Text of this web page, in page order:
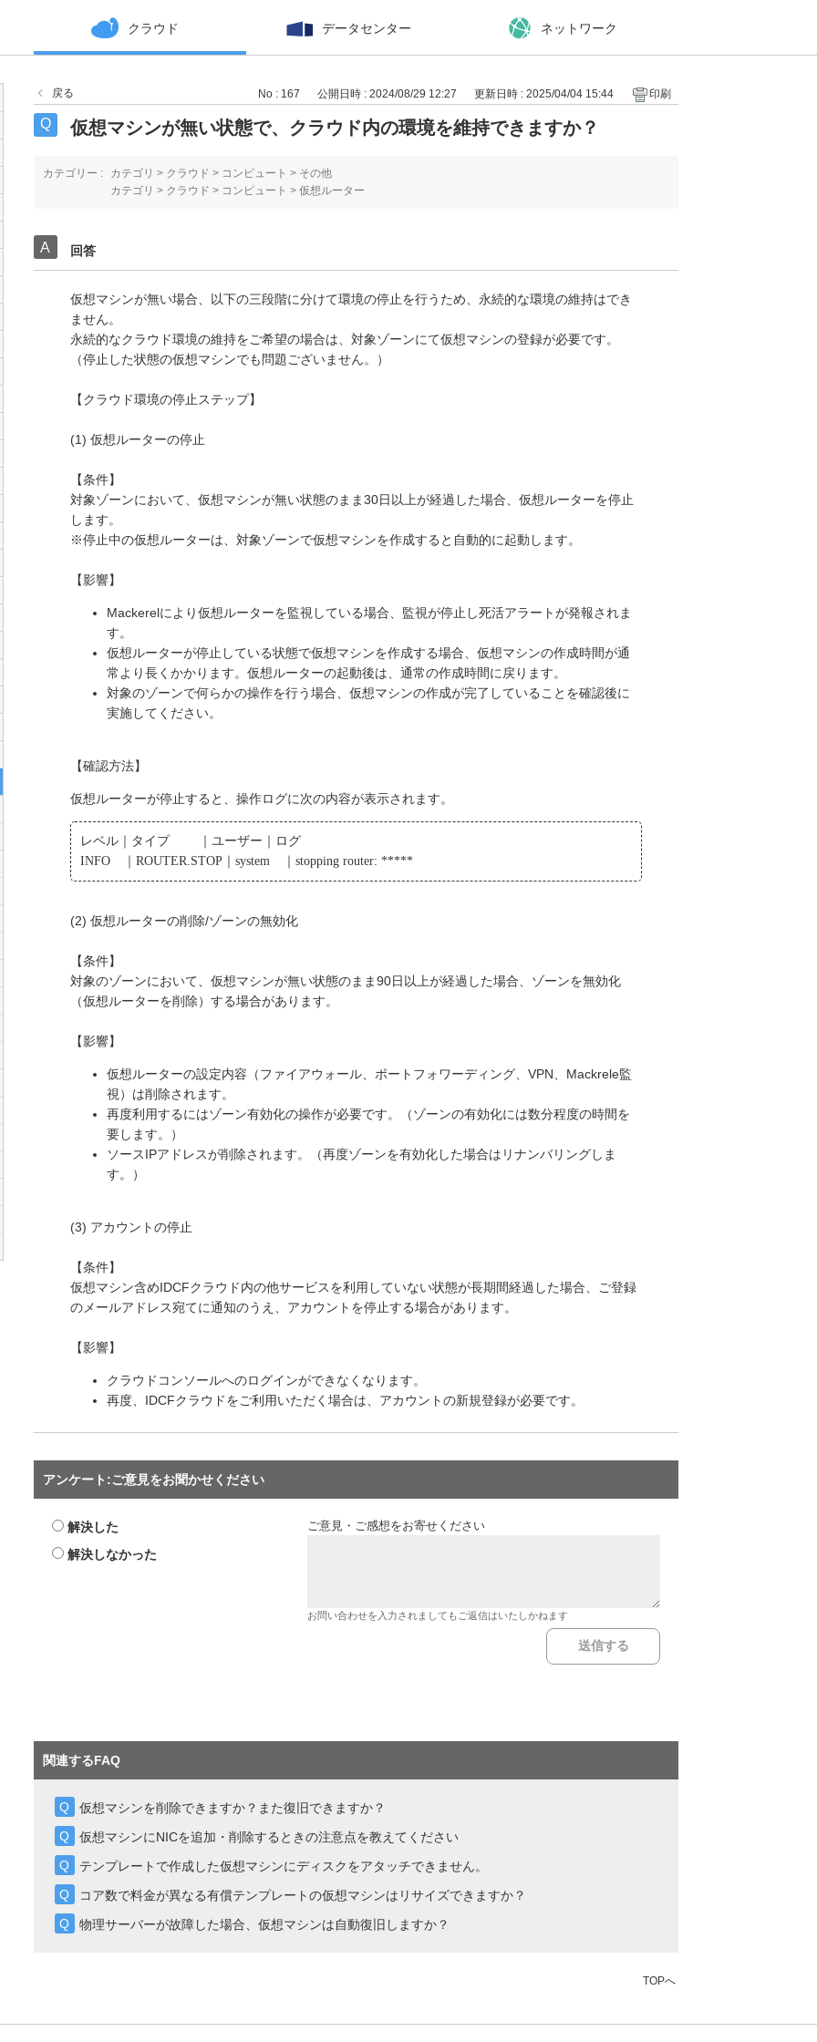
クラウド データセンター ネットワーク
戻る No : 167 公開日時 : 2024/08/29 12:27 更新日時 : 2025/04/04 15:44 印刷
仮想マシンが無い状態で、クラウド内の環境を維持できますか？
カテゴリー : カテゴリ > クラウド > コンピュート > その他
カテゴリ > クラウド > コンピュート > 仮想ルーター
回答
仮想マシンが無い場合、以下の三段階に分けて環境の停止を行うため、永続的な環境の維持はでき
ません。
永続的なクラウド環境の維持をご希望の場合は、対象ゾーンにて仮想マシンの登録が必要です。
（停止した状態の仮想マシンでも問題ございません。）
【クラウド環境の停止ステップ】
(1) 仮想ルーターの停止
【条件】
対象ゾーンにおいて、仮想マシンが無い状態のまま30日以上が経過した場合、仮想ルーターを停止
します。
※停止中の仮想ルーターは、対象ゾーンで仮想マシンを作成すると自動的に起動します。
【影響】
Mackerelにより仮想ルーターを監視している場合、監視が停止し死活アラートが発報されま
す。
仮想ルーターが停止している状態で仮想マシンを作成する場合、仮想マシンの作成時間が通
常より長くかかります。仮想ルーターの起動後は、通常の作成時間に戻ります。
対象のゾーンで何らかの操作を行う場合、仮想マシンの作成が完了していることを確認後に
実施してください。
【確認方法】
仮想ルーターが停止すると、操作ログに次の内容が表示されます。
レベル｜タイプ ｜ユーザー｜ログ
INFO ｜ROUTER.STOP｜system ｜stopping router: *****
(2) 仮想ルーターの削除/ゾーンの無効化
【条件】
対象のゾーンにおいて、仮想マシンが無い状態のまま90日以上が経過した場合、ゾーンを無効化
（仮想ルーターを削除）する場合があります。
【影響】
仮想ルーターの設定内容（ファイアウォール、ポートフォワーディング、VPN、Mackrele監
視）は削除されます。
再度利用するにはゾーン有効化の操作が必要です。（ゾーンの有効化には数分程度の時間を
要します。）
ソースIPアドレスが削除されます。（再度ゾーンを有効化した場合はリナンバリングしま
す。）
(3) アカウントの停止
【条件】
仮想マシン含めIDCFクラウド内の他サービスを利用していない状態が長期間経過した場合、ご登録
のメールアドレス宛てに通知のうえ、アカウントを停止する場合があります。
【影響】
クラウドコンソールへのログインができなくなります。
再度、IDCFクラウドをご利用いただく場合は、アカウントの新規登録が必要です。
アンケート:ご意見をお聞かせください
解決した
解決しなかった
ご意見・ご感想をお寄せください
お問い合わせを入力されましてもご返信はいたしかねます
関連するFAQ
仮想マシンを削除できますか？また復旧できますか？
仮想マシンにNICを追加・削除するときの注意点を教えてください
テンプレートで作成した仮想マシンにディスクをアタッチできません。
コア数で料金が異なる有償テンプレートの仮想マシンはリサイズできますか？
物理サーバーが故障した場合、仮想マシンは自動復旧しますか？
TOPへ